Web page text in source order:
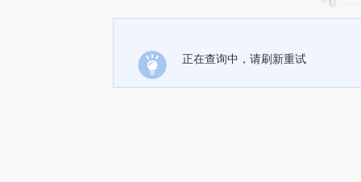
正在查询中，请刷新重试